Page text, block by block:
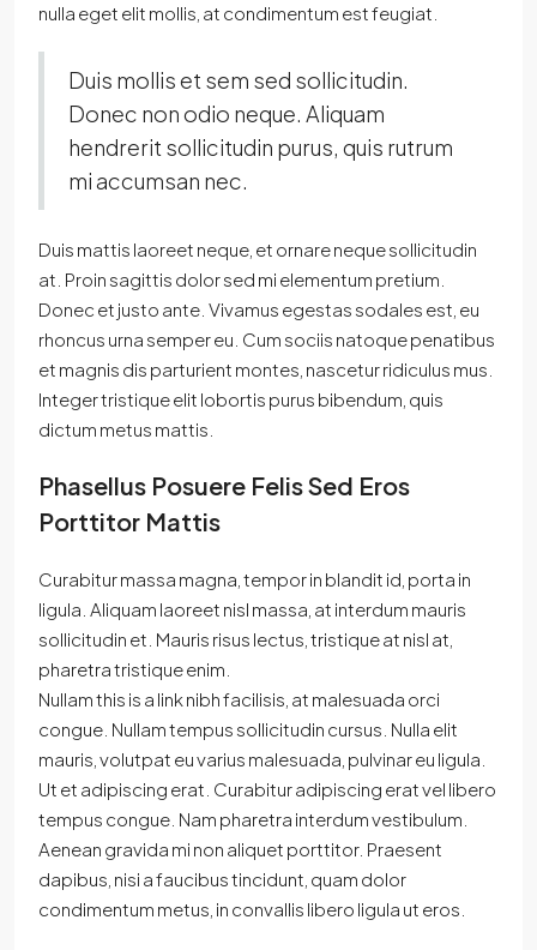
nulla eget elit mollis, at condimentum est feugiat.
Duis mollis et sem sed sollicitudin.
Donec non odio neque. Aliquam
hendrerit sollicitudin purus, quis rutrum
mi accumsan nec.
Duis mattis laoreet neque, et ornare neque sollicitudin
at. Proin sagittis dolor sed mi elementum pretium.
Donec et justo ante. Vivamus egestas sodales est, eu
rhoncus urna semper eu. Cum sociis natoque penatibus
et magnis dis parturient montes, nascetur ridiculus mus.
Integer tristique elit lobortis purus bibendum, quis
dictum metus mattis.
Phasellus Posuere Felis Sed Eros
Porttitor Mattis
Curabitur massa magna, tempor in blandit id, porta in
ligula. Aliquam laoreet nisl massa, at interdum mauris
sollicitudin et. Mauris risus lectus, tristique at nisl at,
pharetra tristique enim.
Nullam this is a link nibh facilisis, at malesuada orci
congue. Nullam tempus sollicitudin cursus. Nulla elit
mauris, volutpat eu varius malesuada, pulvinar eu ligula.
Ut et adipiscing erat. Curabitur adipiscing erat vel libero
tempus congue. Nam pharetra interdum vestibulum.
Aenean gravida mi non aliquet porttitor. Praesent
dapibus, nisi a faucibus tincidunt, quam dolor
condimentum metus, in convallis libero ligula ut eros.